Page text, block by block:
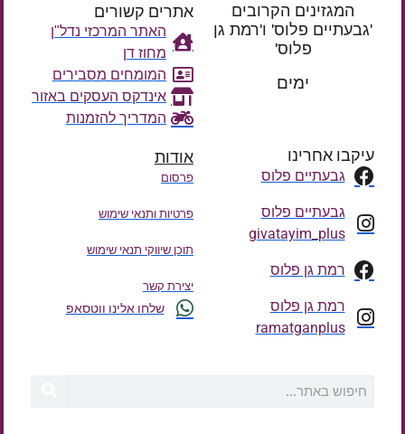
המגזינים הקרובים
'גבעתיים פלוס' ו'רמת גן
פלוס'
ימים
אתרים קשורים
האתר המרכזי נדל"ן
מחוז דן
המומחים מסבירים
אינדקס העסקים באזור
המדריך להזמנות
עיקבו אחרינו
גבעתיים פלוס
גבעתיים פלוס
givatayim_plus
רמת גן פלוס
רמת גן פלוס
ramatganplus
אודות
פרסום
פרטיות ותנאי שימוש
תוכן שיווקי תנאי שימוש
יצירת קשר
שלחו אלינו ווטסאפ